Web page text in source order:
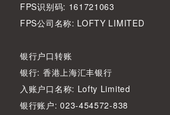
FPS识别码: 161721063
FPS公司名称: LOFTY LIMITED
银行户口转账
银行: 香港上海汇丰银行
入账户口名称: Lofty Limited
银行账户: 023-454572-838